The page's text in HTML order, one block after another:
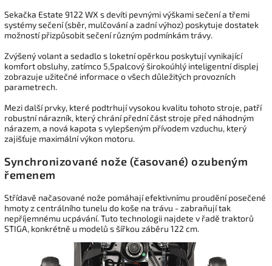
Sekačka Estate 9122 WX s devíti pevnými výškami sečení a třemi
systémy sečení (sběr, mulčování a zadní výhoz) poskytuje dostatek
možností přizpůsobit sečení různým podmínkám trávy.
Zvýšený volant a sedadlo s loketní opěrkou poskytují vynikající
komfort obsluhy, zatímco 5,5palcový širokoúhlý inteligentní displej
zobrazuje užitečné informace o všech důležitých provozních
parametrech.
Mezi další prvky, které podtrhují vysokou kvalitu tohoto stroje, patří
robustní nárazník, který chrání přední část stroje před náhodným
nárazem, a nová kapota s vylepšeným přívodem vzduchu, který
zajišťuje maximální výkon motoru.
Synchronizované nože (časované) ozubeným
řemenem
Střídavě načasované nože pomáhají efektivnímu proudění posečené
hmoty z centrálního tunelu do koše na trávu - zabraňují tak
nepříjemnému ucpávání. Tuto technologii najdete v řadě traktorů
STIGA, konkrétně u modelů s šířkou záběru 122 cm.